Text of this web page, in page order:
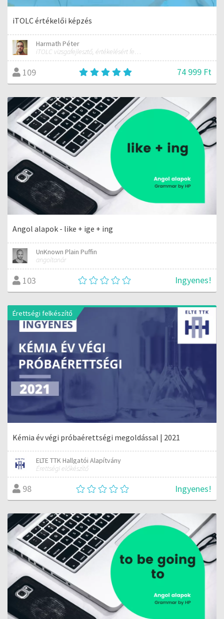
iTOLC értékelői képzés
Harmath Péter
iTOLC vizsgafejlesztő, értékelésért felelős szakmai vezető
109 74 999 Ft
Angol alapok - like + ige + ing
UnKnown Plain Puffin
angoltanár
103 Ingyenes!
Érettségi felkészítő
Kémia év végi próbaérettségi megoldással | 2021
ELTE TTK Hallgatói Alapítvány
Érettségi előkészítő
98 Ingyenes!